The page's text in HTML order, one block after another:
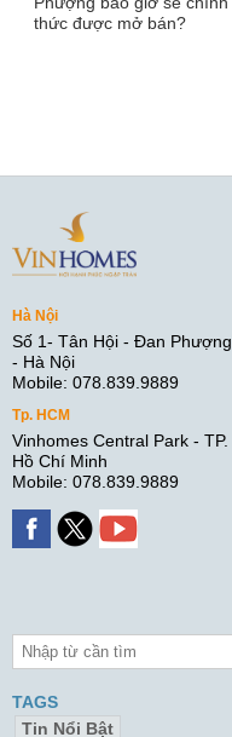
thức được mở bán?
Hà Nội
Số 1- Tân Hội - Đan Phượng
- Hà Nội
Mobile: 078.839.9889
Tp. HCM
Vinhomes Central Park - TP.
Hồ Chí Minh
Mobile: 078.839.9889
TAGS
Tin Nổi Bật